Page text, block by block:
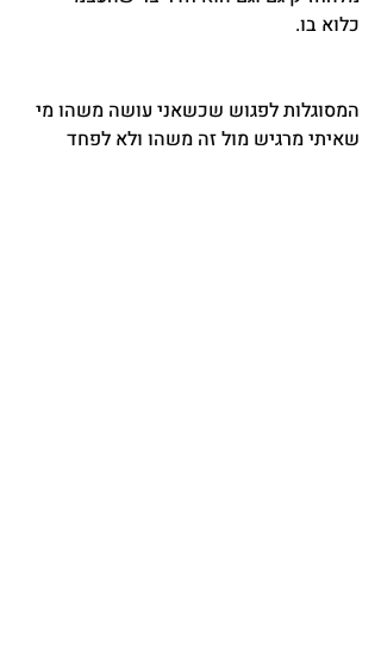
כלוא בו.
המסוגלות לפגוש שכשאני עושה משהו מי
שאיתי מרגיש מול זה משהו ולא לפחד